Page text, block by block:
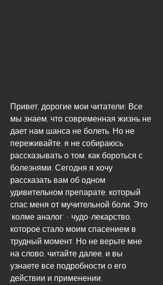
Привет, дорогие мои читатели! Все
мы знаем, что современная жизнь не
дает нам шанса не болеть. Но не
переживайте, я не собираюсь
рассказывать о том, как бороться с
болезнями. Сегодня я хочу
рассказать вам об одном
удивительном препарате, который
спас меня от мучительной боли. Это
'колме аналог' - чудо-лекарство,
которое стало моим спасением в
трудный момент. Но не верьте мне
на слово, читайте далее, и вы
узнаете все подробности о его
действии и применении.